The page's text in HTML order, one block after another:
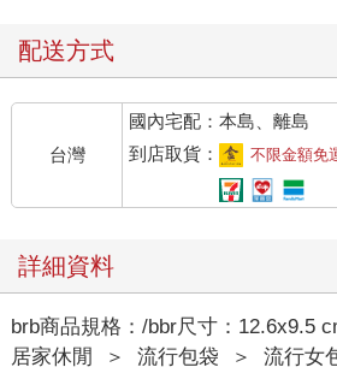
配送方式
台灣
國內宅配：本島、離島
到店取貨：
不限金額免
詳細資料
brb商品規格：/bbr尺寸：12.6x9.5
居家休閒
＞ 流行包袋 ＞ 流行女